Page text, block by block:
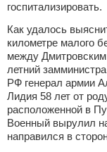
госпитализировать.
Как удалось
километре малого
между
летний
РФ генерал армии
Лидия 58 лет от
расположенной в
Военный вырулил
направился в